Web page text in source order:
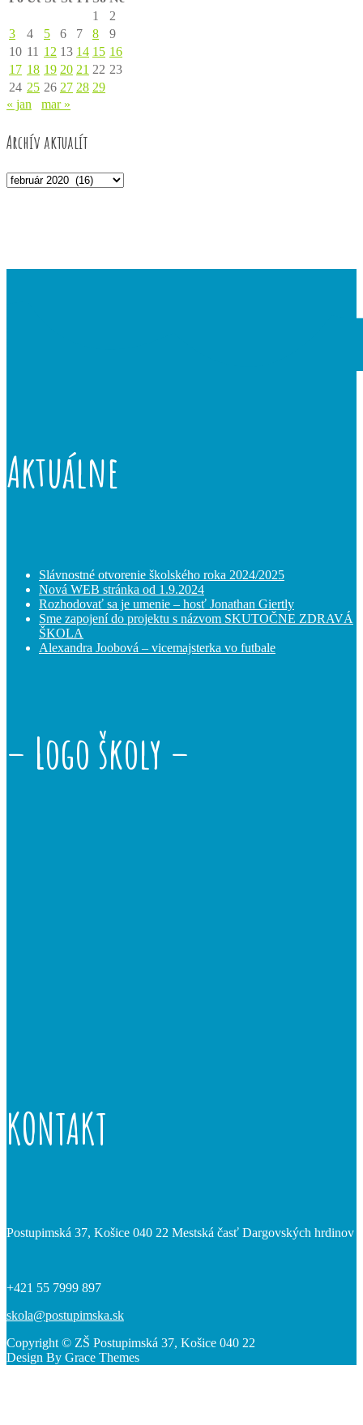
1
2
3
4 5 6 7 8
9
10 11 12 13 14 15 16
17 18 19 20 21 22 23
24 25 26 27 28 29
« jan
mar »
Archív aktualít
Archív
Aktuálne
Slávnostné otvorenie školského roka 2024/2025
Nová WEB stránka od 1.9.2024
Rozhodovať sa je umenie – hosť Jonathan Giertly
Sme zapojení do projektu s názvom SKUTOČNE ZDRAVÁ
ŠKOLA
Alexandra Joobová – vicemajsterka vo futbale
– Logo školy –
KONTAKT
Postupimská 37, Košice 040 22 Mestská časť Dargovských hrdinov
+421 55 7999 897
skola@postupimska.sk
Copyright © ZŠ Postupimská 37, Košice 040 22
Design By Grace Themes